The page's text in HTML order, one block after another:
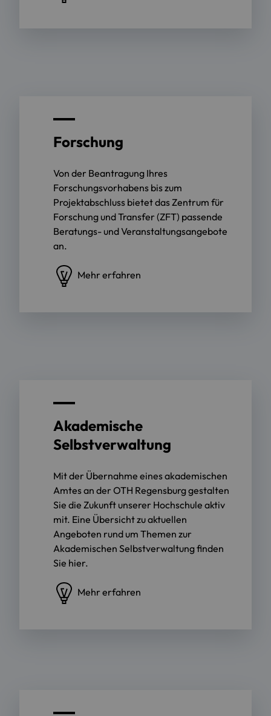
Forschung
Von der Beantragung Ihres
Forschungsvorhabens bis zum
Projektabschluss bietet das Zentrum für
Forschung und Transfer (ZFT) passende
Beratungs- und Veranstaltungsangebote
an.
Mehr erfahren
Akademische
Selbstverwaltung
Mit der Übernahme eines akademischen
Amtes an der OTH Regensburg gestalten
Sie die Zukunft unserer Hochschule aktiv
mit. Eine Übersicht zu aktuellen
Angeboten rund um Themen zur
Akademischen Selbstverwaltung finden
Sie hier.
Mehr erfahren